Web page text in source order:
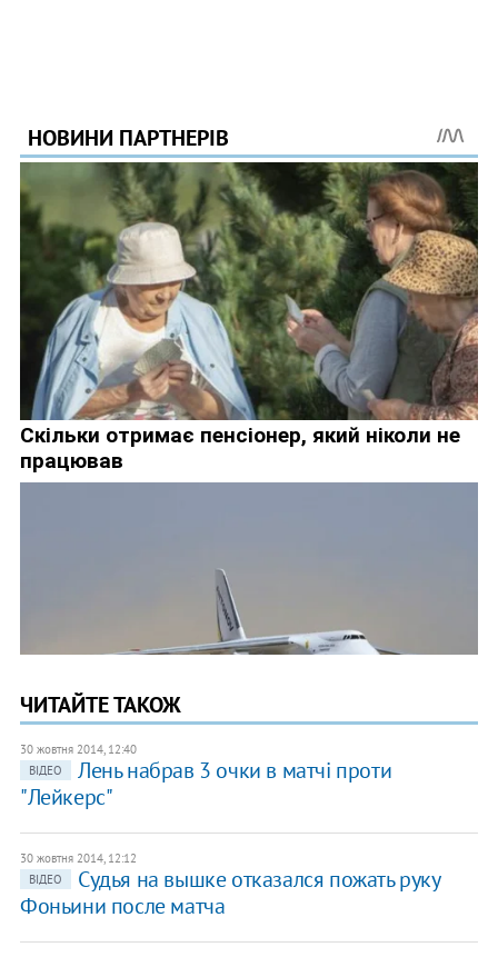
ЧИТАЙТЕ ТАКОЖ
30 жовтня 2014, 12:40
ВІДЕО
Лень набрав 3 очки в матчі проти
"Лейкерс"
30 жовтня 2014, 12:12
ВІДЕО
Судья на вышке отказался пожать руку
Фоньини после матча